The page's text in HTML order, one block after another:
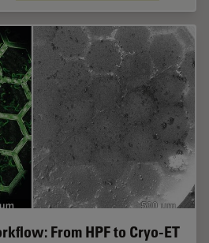
From HPF to Cryo-ET